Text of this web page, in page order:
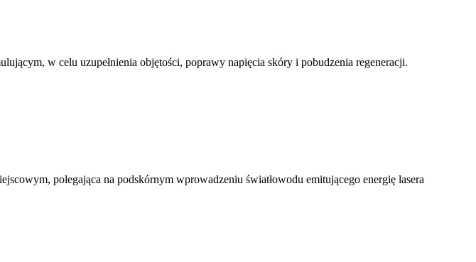
w celu uzupełnienia objętości, poprawy napięcia skóry i pobudzenia regeneracji.
polegająca na podskórnym wprowadzeniu światłowodu emitującego energię lasera